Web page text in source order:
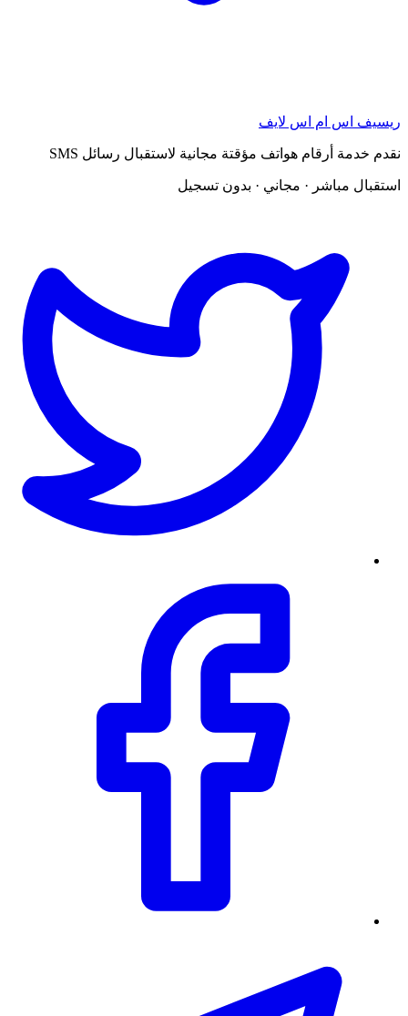
ريسيف اس ام اس لايف
نقدم خدمة أرقام هواتف مؤقتة مجانية لاستقبال رسائل SMS
استقبال مباشر · مجاني · بدون تسجيل